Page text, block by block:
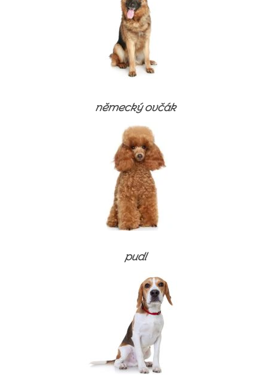
Omáčky na suché krmivo
Vlhká krmiva (konzervy)
Doplňky stravy a vitamíny
⚽ FOTBALOVÝ BALÍČEK
Omáčky na suché krmivo
Vlhká krmiva (konzervy)
Doplňky stravy a vitamíny
⚽ FOTBALOVÝ BALÍČEK
Omáčky na suché krmivo
Vlhká krmiva (konzervy)
Výrobky pro dentální hygienu
Doplňky stravy a vitamíny
Omáčky na suché krmivo
Vlhká krmiva (konzervy)
Výrobky pro dentální hygienu
Doplňky stravy a vitamíny
Suchá krmiva
německý ovčák
pudl